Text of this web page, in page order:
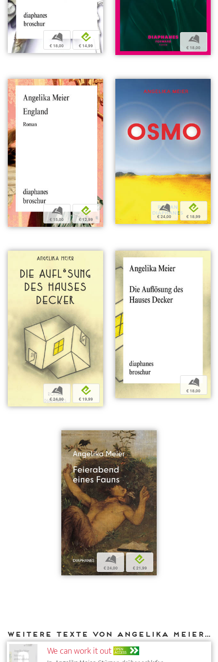
b
€ 18,00
e
€ 14,99
b
€ 18,00
b
€ 15,00
e
€ 12,99
b
€ 24,00
e
€ 18,99
b
€ 24,00
e
€ 19,99
b
€ 18,00
b
€ 24,00
e
€ 21,99
Weitere Texte von Angelika Meier bei DIAPHANES
We can work it out OPEN
ACCESS